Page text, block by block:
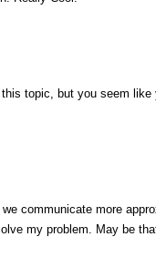
topic, but you seem like
communicate more
my problem. May be